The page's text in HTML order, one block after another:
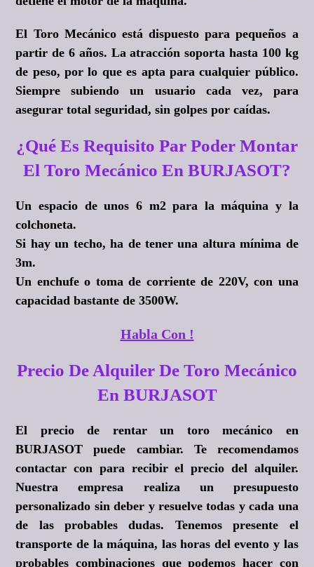
El Toro Mecánico está dispuesto para pequeños a
partir de 6 años. La atracción soporta hasta 100 kg
de peso, por lo que es apta para cualquier público.
Siempre subiendo un usuario cada vez, para
asegurar total seguridad, sin golpes por caídas.
¿Qué Es Requisito Par Poder Montar
El Toro Mecánico En BURJASOT?
Un espacio de unos 6 m2 para la máquina y la
colchoneta.
Si hay un techo, ha de tener una altura mínima de
3m.
Un enchufe o toma de corriente de 220V, con una
capacidad bastante de 3500W.
Habla Con !
Precio De Alquiler De Toro Mecánico
En BURJASOT
El precio de rentar un toro mecánico en
BURJASOT puede cambiar. Te recomendamos
contactar con para recibir el precio del alquiler.
Nuestra empresa realiza un presupuesto
personalizado sin deber y resuelve todas y cada una
de las probables dudas. Tenemos presente el
transporte de la máquina, las horas del evento y las
probables combinaciones que podemos hacer con